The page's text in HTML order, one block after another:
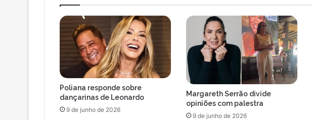
a
o
g
o
e
e
n
v
i
a
f
i
r
m
a
d
n
n
Poliana responde sobre
dançarinas de Leonardo
9 de junho de 2026
Margareth Serrão divide
opiniões com palestra
9 de junho de 2026